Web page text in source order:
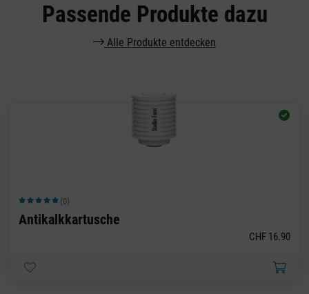
Passende Produkte dazu
Alle Produkte entdecken
Durchschnittliche Bewertung von 5 von 5 Sternen
(0)
Antikalkkartusche
CHF 16.90